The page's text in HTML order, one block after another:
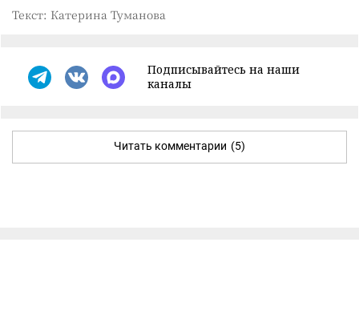
Текст: Катерина Туманова
Подписывайтесь на наши
каналы
Читать комментарии (5)